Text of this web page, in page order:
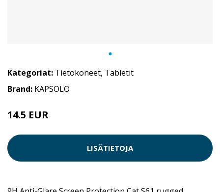
Kategoriat: Tietokoneet, Tabletit
Brand: KAPSOLO
14.5 EUR
LISÄTIETOJA